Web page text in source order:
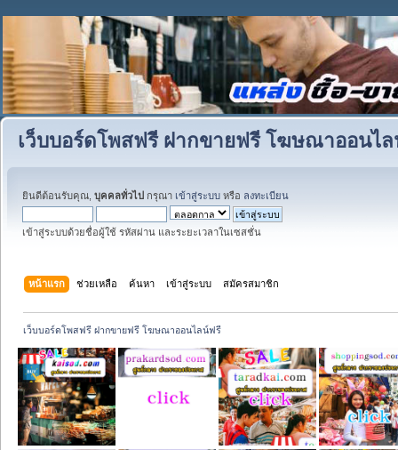
เว็บบอร์ดโพสฟรี ฝากขายฟรี โฆษณาออนไ
ยินดีต้อนรับคุณ, บุคคลทั่วไป กรุณา เข้าสู่ระบบ หรือ ลงทะเบียน
เข้าสู่ระบบด้วยชื่อผู้ใช้ รหัสผ่าน และระยะเวลาในเซสชั่น
หน้าแรก ช่วยเหลือ ค้นหา เข้าสู่ระบบ สมัครสมาชิก
เว็บบอร์ดโพสฟรี ฝากขายฟรี โฆษณาออนไลน์ฟรี